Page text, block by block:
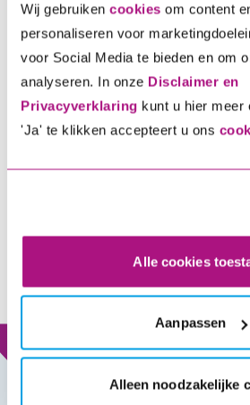
Wij gebruiken cookies om content
personaliseren voor
voor Social Media te bieden en om
analyseren. In onze Disclaimer en
Privacyverklaring kunt u hier meer
'Ja' te klikken accepteert u ons
Alle cookies
Aanpassen
Alleen noodzakelijke
Persoonlijk geholpen
de hoek
ENRA werkt samen met een
persoonlijke service bij wijzigingen,
ben je weer zorgeloos op weg